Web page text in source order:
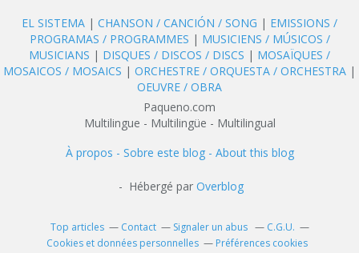
EL SISTEMA | CHANSON / CANCIÓN / SONG | EMISSIONS /
PROGRAMAS / PROGRAMMES | MUSICIENS / MÚSICOS /
MUSICIANS | DISQUES / DISCOS / DISCS | MOSAÏQUES /
MOSAICOS / MOSAICS | ORCHESTRE / ORQUESTA / ORCHESTRA |
OEUVRE / OBRA
Paqueno.com
Multilingue - Multilingüe - Multilingual
À propos - Sobre este blog - About this blog
- Hébergé par Overblog
Top articles Contact Signaler un abus
C.G.U.
Cookies et données personnelles
Préférences cookies